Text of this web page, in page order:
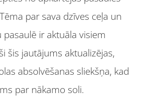
par sava dzīves ceļa un
ir aktuāla visiem
šis jautājums aktualizējas,
absolvēšanas sliekšņa, kad
par nākamo soli.